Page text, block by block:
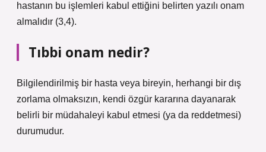
hastanın bu işlemleri kabul ettiğini belirten yazılı onam
almalıdır (3,4).
Tıbbi onam nedir?
Bilgilendirilmiş bir hasta veya bireyin, herhangi bir dış
zorlama olmaksızın, kendi özgür kararına dayanarak
belirli bir müdahaleyi kabul etmesi (ya da reddetmesi)
durumudur.